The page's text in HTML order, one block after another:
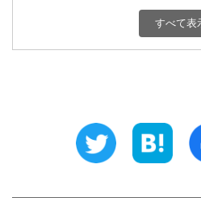
185円
185円
すべて表